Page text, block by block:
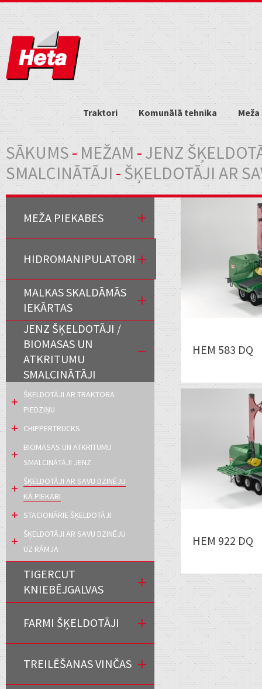
Traktori Komunālā tehnika
Jūs atrodaties šeit
SĀKUMS- MEŽAM-JENZ
SMALCINĀTĀJI-ŠĶELDOTĀJI AR
HEM 583 DQ
HEM 922 DQ
MEŽA PIEKABES
HIDROMANIPULATORI
MALKAS SKALDĀMĀS
IEKĀRTAS
JENZ ŠĶELDOTĀJI /
BIOMASAS UN
ATKRITUMU
SMALCINĀTĀJI
ŠĶELDOTĀJI AR TRAKTORA
PIEDZIŅU
CHIPPERTRUCKS
BIOMASAS UN ATKRITUMU
SMALCINĀTĀJI JENZ
ŠĶELDOTĀJI AR SAVU DZINĒJU
KĀ PIEKABI
STACIONĀRIE ŠĶELDOTĀJI
ŠĶELDOTĀJI AR SAVU DZINĒJU
UZ RĀMJA
TIGERCUT
KNIEBĒJGALVAS
FARMI ŠĶELDOTĀJI
TREILĒŠANAS VINČAS